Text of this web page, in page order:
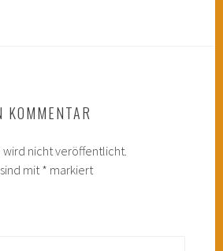
KOMMENTAR
wird nicht veröffentlicht.
mit * markiert